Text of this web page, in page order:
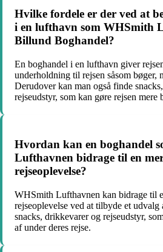
Hvilke fordele er der ved at
i en lufthavn som WHSmith
Billund Boghandel?
En boghandel i en lufthavn giver
underholdning til rejsen såsom bøger,
Derudover kan man også finde
rejseudstyr, som kan gøre rejsen mere
Hvordan kan en boghandel
Lufthavnen bidrage til en
rejseoplevelse?
WHSmith Lufthavnen kan bidrage til
rejseoplevelse ved at tilbyde et
snacks, drikkevarer og rejseudstyr,
af under deres rejse.